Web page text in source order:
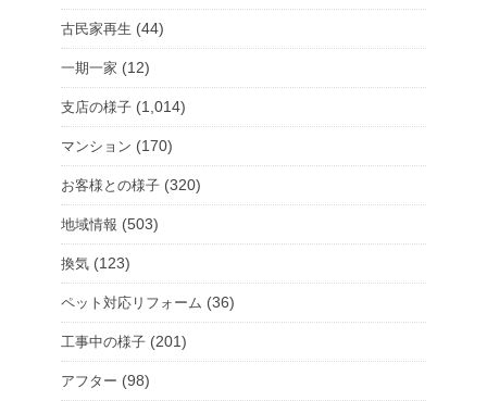
古民家再生 (44)
一期一家 (12)
支店の様子 (1,014)
マンション (170)
お客様との様子 (320)
地域情報 (503)
換気 (123)
ペット対応リフォーム (36)
工事中の様子 (201)
アフター (98)